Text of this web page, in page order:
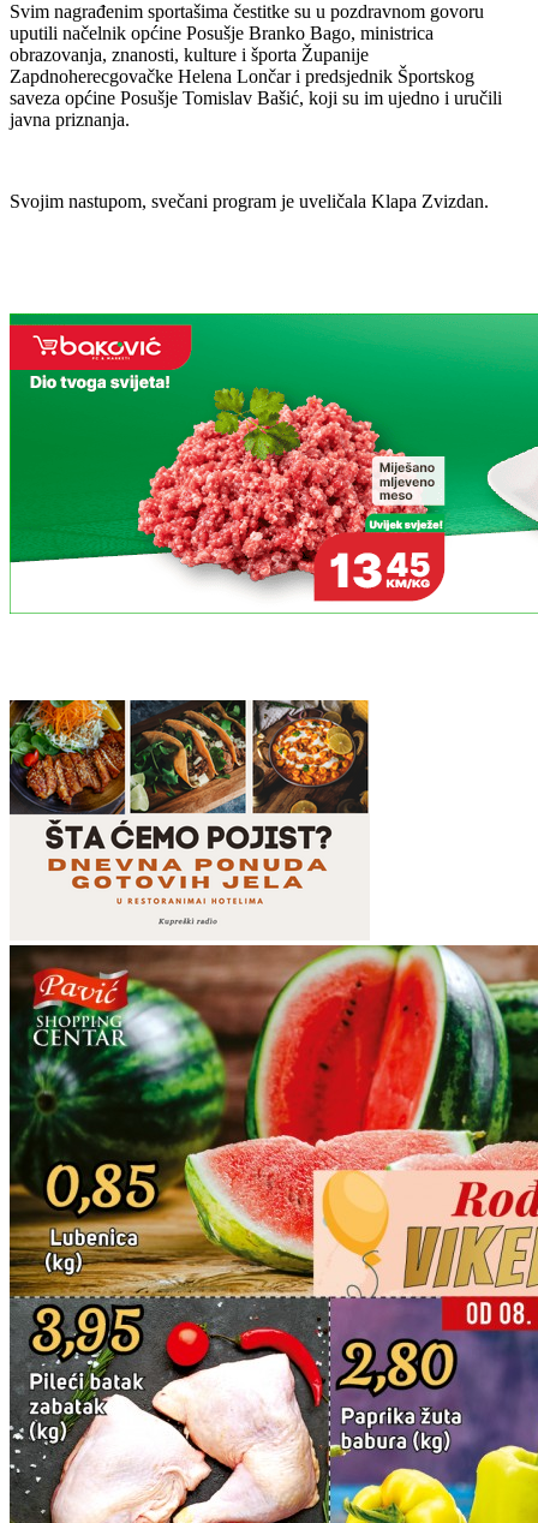
Svim nagrađenim sportašima čestitke su u pozdravnom govoru
uputili načelnik općine Posušje Branko Bago, ministrica
obrazovanja, znanosti, kulture i športa Županije
Zapdnoherecgovačke Helena Lončar i predsjednik Športskog
saveza općine Posušje Tomislav Bašić, koji su im ujedno i uručili
javna priznanja.
Svojim nastupom, svečani program je uveličala Klapa Zvizdan.